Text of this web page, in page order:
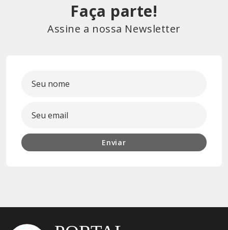
Faça parte!
Assine a nossa Newsletter
Enviar